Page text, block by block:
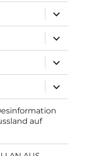
anzeigen
anzeigen
anzeigen
anzeigen
auf